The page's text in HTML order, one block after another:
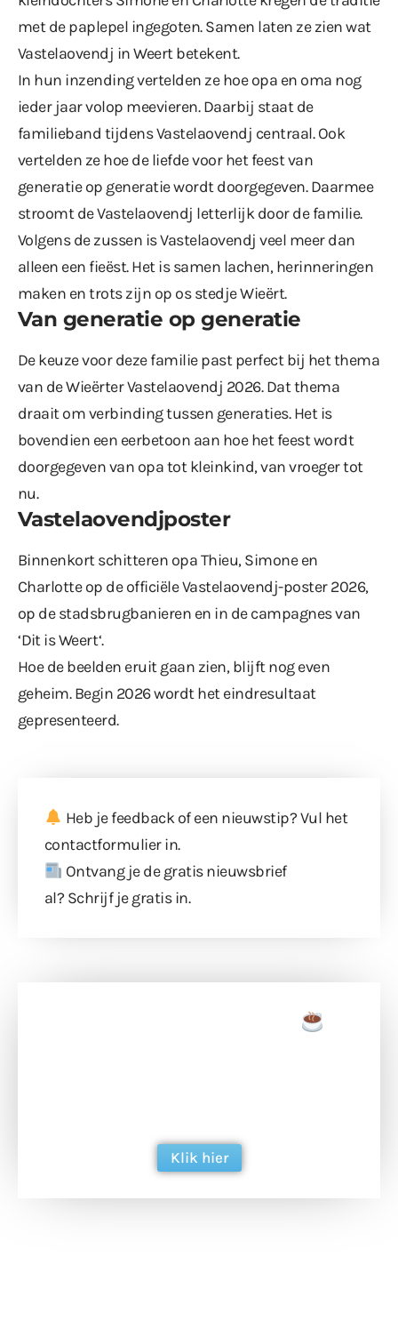
met de paplepel ingegoten. Samen laten ze zien wat
Vastelaovendj in Weert betekent.
In hun inzending vertelden ze hoe opa en oma nog
ieder jaar volop meevieren. Daarbij staat de
familieband tijdens Vastelaovendj centraal. Ook
vertelden ze hoe de liefde voor het feest van
generatie op generatie wordt doorgegeven. Daarmee
stroomt de Vastelaovendj letterlijk door de familie.
Volgens de zussen is Vastelaovendj veel meer dan
alleen een fieëst. Het is samen lachen, herinneringen
maken en trots zijn op os stedje Wieërt.
Van generatie op generatie
De keuze voor deze familie past perfect bij het thema
van de Wieërter Vastelaovendj 2026. Dat thema
draait om verbinding tussen generaties. Het is
bovendien een eerbetoon aan hoe het feest wordt
doorgegeven van opa tot kleinkind, van vroeger tot
nu.
Vastelaovendjposter
Binnenkort schitteren opa Thieu, Simone en
Charlotte op de officiële Vastelaovendj-poster 2026,
op de stadsbrugbanieren en in de campagnes van
‘Dit is Weert‘.
Hoe de beelden eruit gaan zien, blijft nog even
geheim. Begin 2026 wordt het eindresultaat
gepresenteerd.
Heb je feedback of een nieuwstip? Vul het
contactformulierin.
Ontvang je de gratis nieuwsbrief
al? Schrijf je gratis in.
Klik hier